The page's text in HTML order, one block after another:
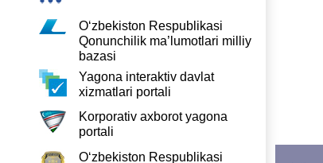
O‘zbekiston Respublikasi
Qonunchilik ma’lumotlari milliy
bazasi
Yagona interaktiv davlat
xizmatlari portali
Korporativ axborot yagona
portali
O‘zbekiston Respublikasi